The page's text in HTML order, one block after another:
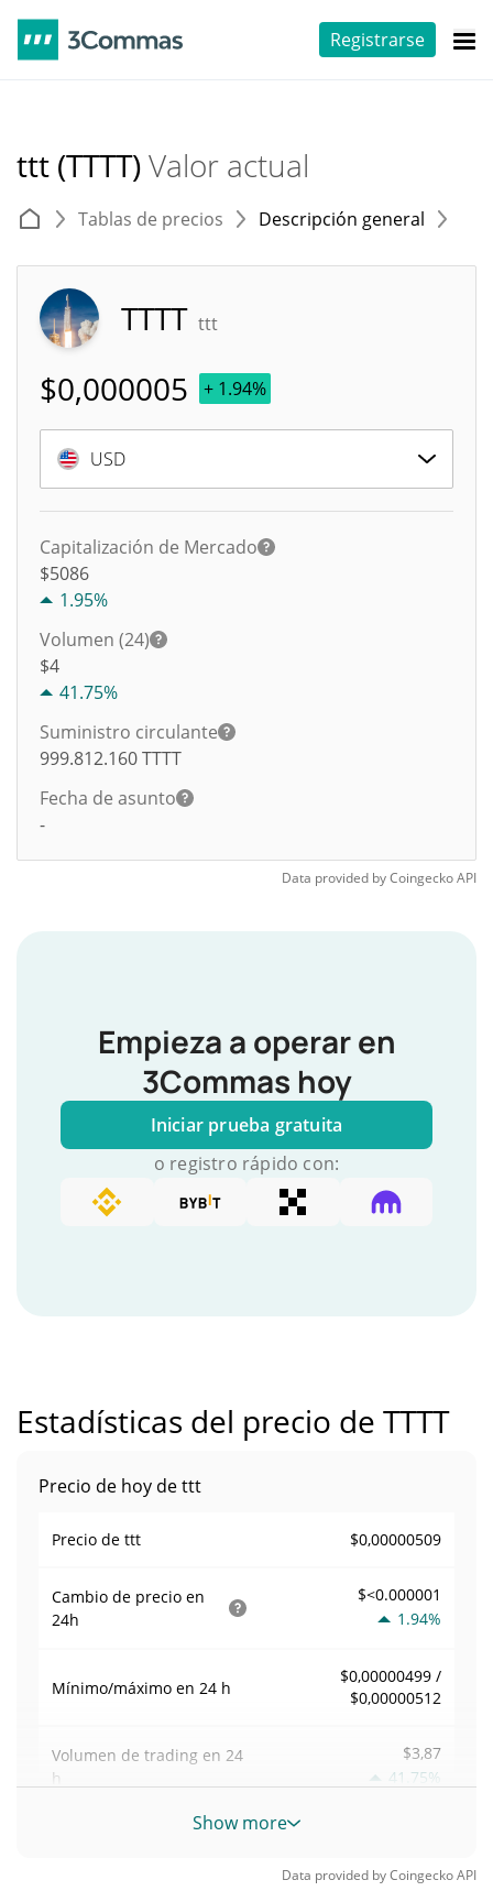
Registrarse
ttt (TTTT)Valor actual
Tablas de precios Descripción general
TTTT ttt
$0,000005 + 1.94%
USD
Capitalización de Mercado
$5086
1.95%
Volumen (24)
$4
41.75%
Suministro circulante
999.812.160TTTT
Fecha de asunto
-
Data provided byCoingeckoAPI
Empieza a operar en
3Commas hoy
Iniciar prueba gratuita
o registro rápido con:
Estadísticas del precio de TTTT
Precio de hoy de ttt
Precio de ttt $0,00000509
Cambio de precio en
24h
$<0.000001
1.94%
Mínimo/máximo en 24 h
$0,00000499 /
$0,00000512
Volumen de trading en 24
h
$3,87
41.75%
Volumen/capitalización de
Show more
Data provided byCoingeckoAPI